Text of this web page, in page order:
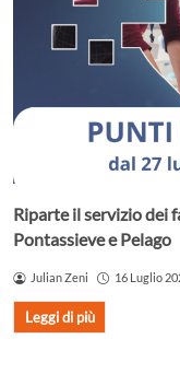
Riparte il servizio dei
Pontassieve e Pelago
Julian Zeni 16 Luglio
Leggi di più